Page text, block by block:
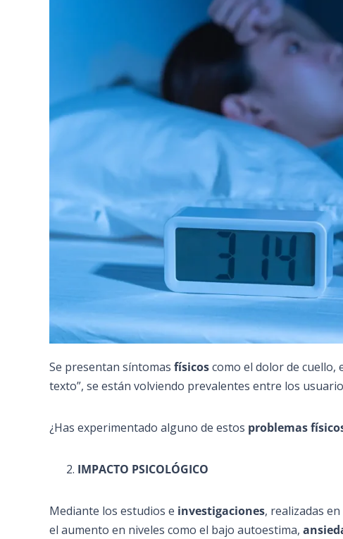
Se presentan síntomas físicoscomo el dolor de cuello,
texto”, se están volviendo prevalentes entre los
¿Has experimentado alguno de estos problemas
IMPACTO PSICOLÓGICO
Mediante los estudios e investigaciones, realizadas
el aumento en niveles como el bajo autoestima,